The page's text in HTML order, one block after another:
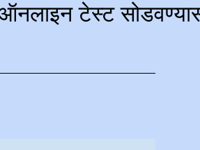
ऑनलाइन टेस्ट